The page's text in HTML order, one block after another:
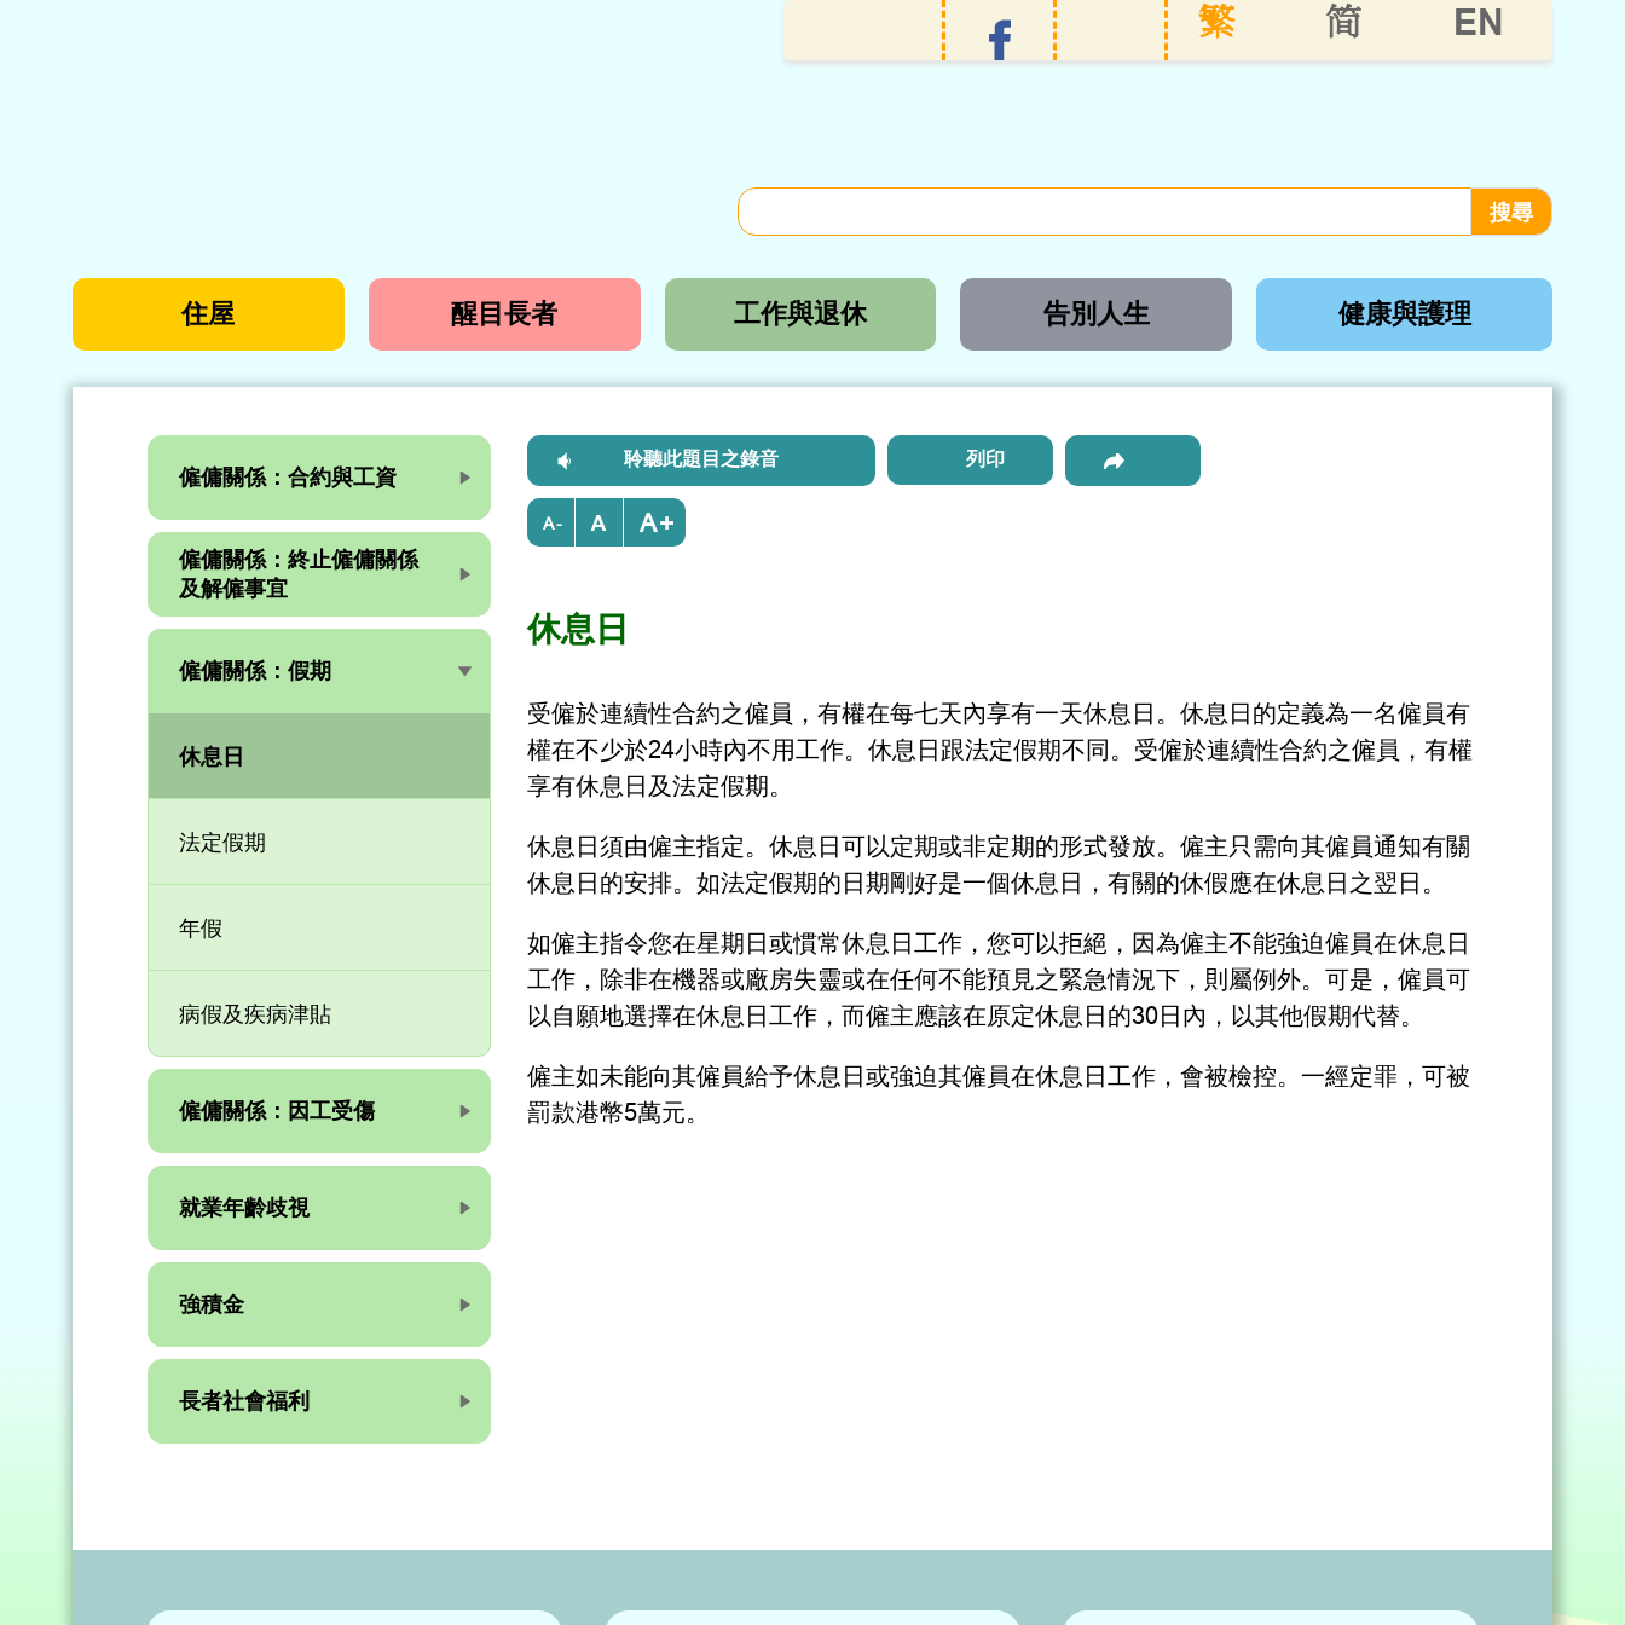
EN
简
繁
住屋 醒目長者 工作與退休 告別人生 健康與護理
聆聽此題目之錄音 列印
- +
休息日
受僱於連續性合約之僱員，有權在每七天內享有一天休息日。休息日的定義為一名僱員有
權在不少於24小時內不用工作。休息日跟法定假期不同。受僱於連續性合約之僱員，有權
享有休息日及法定假期。
休息日須由僱主指定。休息日可以定期或非定期的形式發放。僱主只需向其僱員通知有關
休息日的安排。如法定假期的日期剛好是一個休息日，有關的休假應在休息日之翌日。
如僱主指令您在星期日或慣常休息日工作，您可以拒絕，因為僱主不能強迫僱員在休息日
工作，除非在機器或廠房失靈或在任何不能預見之緊急情況下，則屬例外。可是，僱員可
以自願地選擇在休息日工作，而僱主應該在原定休息日的30日內，以其他假期代替。
僱主如未能向其僱員給予休息日或強迫其僱員在休息日工作，會被檢控。一經定罪，可被
罰款港幣5萬元。
僱傭關係：合約與工資
僱傭關係：終止僱傭關係
及解僱事宜
僱傭關係：假期
病假及疾病津貼
年假
法定假期
休息日
僱傭關係：因工受傷
就業年齡歧視
強積金
長者社會福利